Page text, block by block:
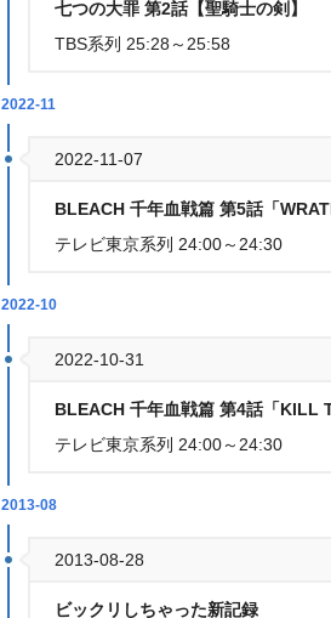
七つの大罪 第2話【聖騎士の剣】
TBS系列 25:28～25:58
2022-11
2022-11-07
BLEACH 千年血戦篇 第5話「
テレビ東京系列 24:00～24:30
2022-10
2022-10-31
BLEACH 千年血戦篇 第4話「KILL
テレビ東京系列 24:00～24:30
2013-08
2013-08-28
ビックリしちゃった新記録